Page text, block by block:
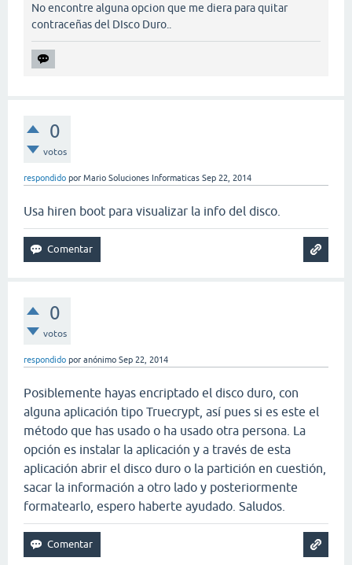
No encontre alguna opcion que me diera para quitar
contraceñas del DIsco Duro..
0
votos
respondido por Mario Soluciones Informaticas Sep 22, 2014
Usa hiren boot para visualizar la info del disco.
0
votos
respondido por anónimo Sep 22, 2014
Posiblemente hayas encriptado el disco duro, con
alguna aplicación tipo Truecrypt, así pues si es este el
método que has usado o ha usado otra persona. La
opción es instalar la aplicación y a través de esta
aplicación abrir el disco duro o la partición en cuestión,
sacar la información a otro lado y posteriormente
formatearlo, espero haberte ayudado. Saludos.